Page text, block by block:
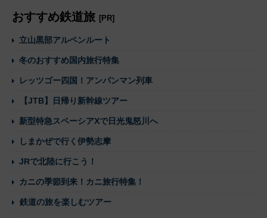
おすすめ鉄道旅 [PR]
立山黒部アルペンルート
冬のおすすめ国内旅行特集
レッツゴー四国！アンパンマン列車
【JTB】日帰り新幹線ツアー
新型特急スペーシアXで日光鬼怒川へ
しまかぜで行く伊勢志摩
JRで北陸に行こう！
カニの季節到来！カニ旅行特集！
鉄道の旅を楽しむツアー